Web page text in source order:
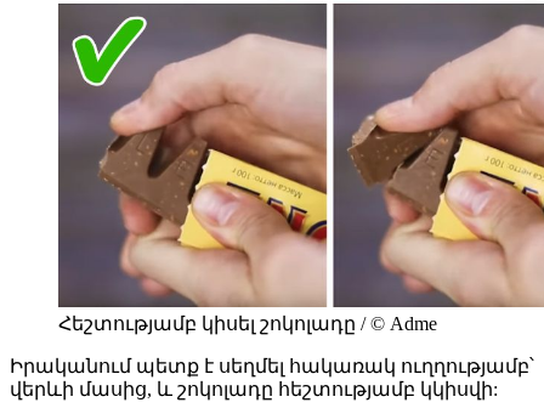
Հեշտությամբ կիսել շոկոլադը / © Adme
Իրականում պետք է սեղմել հակառակ ուղղությամբ՝
վերևի մասից, և շոկոլադը հեշտությամբ կկիսվի: